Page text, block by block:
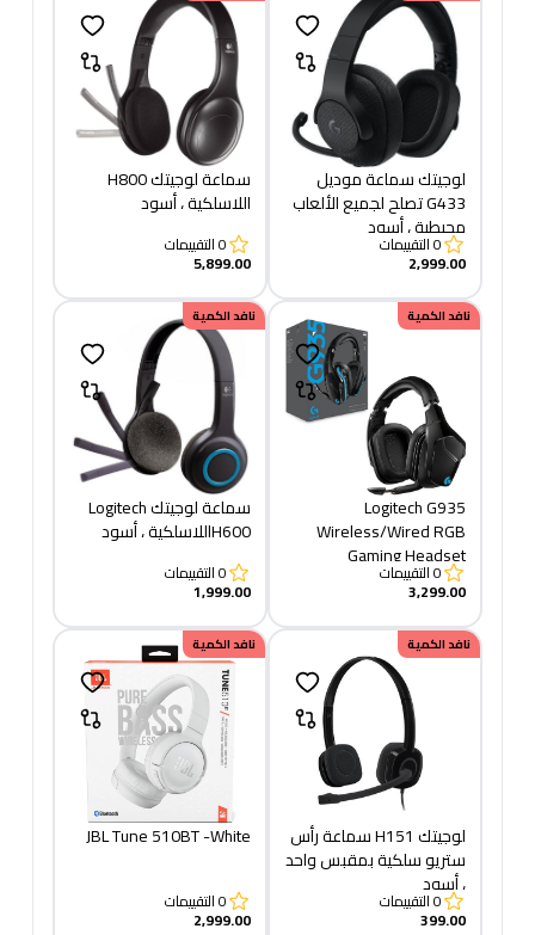
لوجيتك سماعة موديل
G433 تصلح لجميع الألعاب
محيطية ، أسود
0التقييمات
2,999.00
سماعة لوجيتك H800
اللاسلكية ، أسود
0التقييمات
5,899.00
نافد الكمية
Logitech G935
Wireless/Wired RGB
Gaming Headset
0التقييمات
3,299.00
نافد الكمية
سماعة لوجيتك Logitech
H600اللاسلكية ، أسود
0التقييمات
1,999.00
نافد الكمية
لوجيتك H151 سماعة رأس
ستريو سلكية بمقبس واحد
، أسود
0التقييمات
399.00
نافد الكمية
JBL Tune 510BT -White
0التقييمات
2,999.00